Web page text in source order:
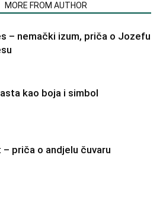
MORE FROM AUTHOR
– nemački izum, priča o Jozefu
kao boja i simbol
– priča o andjelu čuvaru